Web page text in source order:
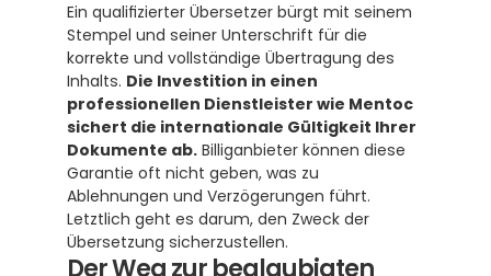
Ein qualifizierter Übersetzer bürgt mit seinem
Stempel und seiner Unterschrift für die
korrekte und vollständige Übertragung des
Inhalts. Die Investition in einen
professionellen Dienstleister wie Mentoc
sichert die internationale Gültigkeit Ihrer
Dokumente ab. Billiganbieter können diese
Garantie oft nicht geben, was zu
Ablehnungen und Verzögerungen führt.
Letztlich geht es darum, den Zweck der
Übersetzung sicherzustellen.
Der Weg zur beglaubigten